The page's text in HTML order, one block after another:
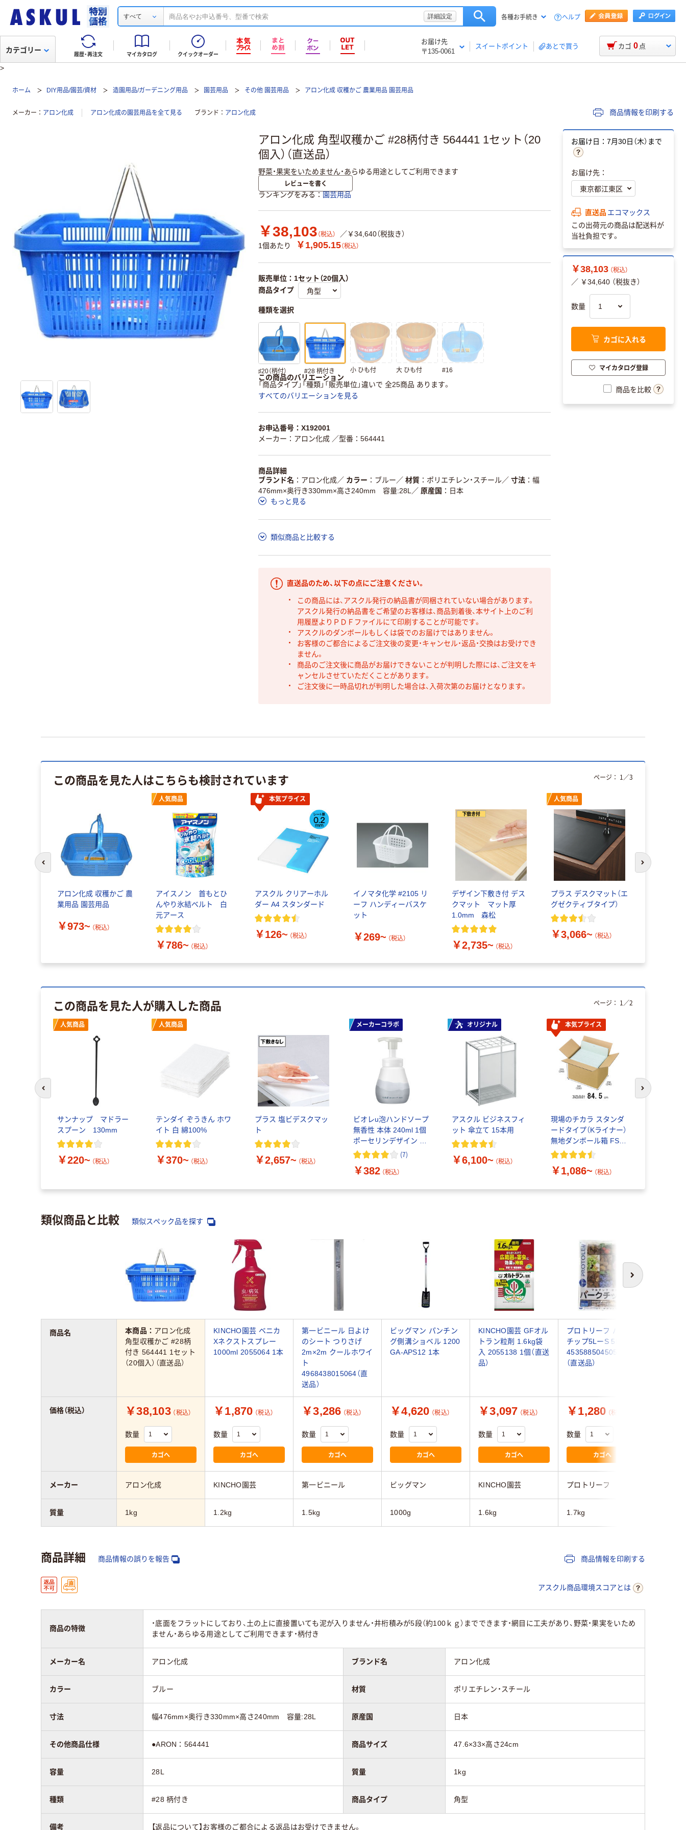
すべて 詳細設定 各種お手続き ヘルプ
履歴・再注文 マイカタログ クイックオーダー
お届け先
〒135-0061
スイートポイント あとで買う
カテゴリー カゴ 0 点
>
ホーム DIY用品/園芸/資材 造園用品/ガーデニング用品 園芸用品 その他 園芸用品 アロン化成 収穫かご 農業用品 園芸用品
メーカー アロン化成 アロン化成の園芸用品を全て見る ブランド アロン化成 商品情報を印刷する
アロン化成 角型収穫かご #28柄付き 564441 1セット（20
個入）（直送品）
野菜・果実をいためません・あらゆる用途としてご利用できます
レビューを書く
ランキングをみる 園芸用品
￥38,103 （税込）
／￥34,640（税抜き）
1個あたり
￥1,905.15（税込）
販売単位：1セット（20個入）
商品タイプ
種類を選択
♯20（柄付） #28 柄付き 小 ひも付 大 ひも付 #16
この商品のバリエーション
「商品タイプ」「種類」「販売単位」違いで 全25商品 あります。
すべてのバリエーションを見る
お申込番号：X192001
メーカー：アロン化成 ／型番：564441
商品詳細
ブランド名
アロン化成／ カラー ブルー ／ 材質 ポリエチレン・スチール／ 寸法
幅
476mm×奥行き330mm×高さ240mm 容量:28L ／ 原産国
日本
もっと見る
類似商品と比較する
直送品のため、以下の点にご注意ください。
この商品には、アスクル発行の納品書が同梱されていない場合があります。
アスクル発行の納品書をご希望のお客様は、商品到着後、本サイト上のご利
用履歴よりＰＤＦファイルにて印刷することが可能です。
アスクルのダンボールもしくは袋でのお届けではありません。
お客様のご都合によるご注文後の変更・キャンセル・返品・交換はお受けでき
ません。
商品のご注文後に商品がお届けできないことが判明した際には、ご注文をキ
ャンセルさせていただくことがあります。
ご注文後に一時品切れが判明した場合は、入荷次第のお届けとなります。
お届け日：7月30日（木）まで
お届け先：
直送品 エコマックス
この出荷元の商品は配送料が
当社負担です。
￥38,103 （税込）
／ ￥34,640 （税抜き）
数量
カゴに入れる
マイカタログ登録
商品を比較
この商品を見た人はこちらも検討されています
アロン化成 収穫かご 農
業用品 園芸用品
￥973~ （税込）
人気商品
アイスノン 首もとひ
んやり氷結ベルト 白
元アース
￥786~ （税込）
本気プライス
アスクル クリアーホル
ダー A4 スタンダード
￥126~ （税込）
イノマタ化学 #2105 リ
ーフ ハンディーバスケ
ット
￥269~ （税込）
デザイン下敷き付 デス
クマット マット厚
1.0mm 森松
￥2,735~ （税込）
人気商品
プラス デスクマット（エ
グゼクティブタイプ）
￥3,066~ （税込）
ページ： 1 ／3
前のスライドへ 次のスライド
この商品を見た人が購入した商品
人気商品
サンナップ マドラー
スプーン 130mm
￥220~ （税込）
人気商品
テンダイ ぞうきん ホワ
イト 白 綿100%
￥370~ （税込）
プラス 塩ビデスクマッ
ト
￥2,657~ （税込）
メーカーコラボ
ビオレu泡ハンドソープ
無香性 本体 240ml 1個
ポーセリンデザイン 花
王 【泡タイプ】 限定
(7)
￥382 （税込）
オリジナル
アスクル ビジネスフィ
ット 傘立て 15本用
￥6,100~ （税込）
本気プライス
現場のチカラ スタンダ
ードタイプ（Kライナー）
無地ダンボール箱 FSC
認証 オリジナル
￥1,086~ （税込）
ページ： 1 ／2
次のスライド
類似商品と比較 類似スペック品を探す
次へ
本商品： アロン化成
角型収穫かご #28柄
付き 564441 1セット
（20個入）（直送品）
KINCHO園芸 ベニカ
Xネクストスプレー
1000ml 2055064 1本
第一ビニール 日よけ
のシート つりさげ
2m×2m クールホワイ
ト
4968438015064（直
送品）
ビッグマン パンチン
グ側溝ショベル 1200
GA-APS12 1本
KINCHO園芸 GFオル
トラン粒剤 1.6kg袋
入 2055138 1個（直送
品）
プロトリーフ バーク
チップ5LーS 5LーS
4535885045052 1個
（直送品）
￥38,103 （税込）
数量
カゴへ
￥1,870 （税込）
数量
カゴへ
￥3,286 （税込）
数量
カゴへ
￥4,620 （税込）
数量
カゴへ
￥3,097 （税込）
数量
カゴへ
￥1,280 （税込）
数量
カゴへ
アロン化成 KINCHO園芸 第一ビニール ビッグマン KINCHO園芸 プロトリーフ
1kg 1.2kg 1.5kg 1000g 1.6kg 1.7kg
商品名
価格（税込）
メーカー
質量
商品詳細 商品情報の誤りを報告 商品情報を印刷する
アスクル商品環境スコアとは
商品の特徴
・底面をフラットにしており、土の上に直接置いても泥が入りません・井桁積みが5段（約100ｋｇ）までできます・網目に工夫があり、野菜・果実をいため
ません・あらゆる用途としてご利用できます・柄付き
メーカー名 アロン化成 ブランド名 アロン化成
カラー ブルー 材質 ポリエチレン・スチール
寸法 幅476mm×奥行き330mm×高さ240mm 容量:28L 原産国 日本
その他商品仕様 ●ARON：564441 商品サイズ 47.6×33×高さ24cm
容量 28L 質量 1kg
種類 #28 柄付き 商品タイプ 角型
備考 【返品について】お客様のご都合による返品はお受けできません。